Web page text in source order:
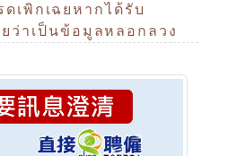
เพิกเฉยหากได้รับ
ว่าเป็นข้อมูลหลอกลวง